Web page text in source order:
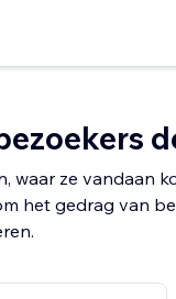
waar ze vandaan
het gedrag van